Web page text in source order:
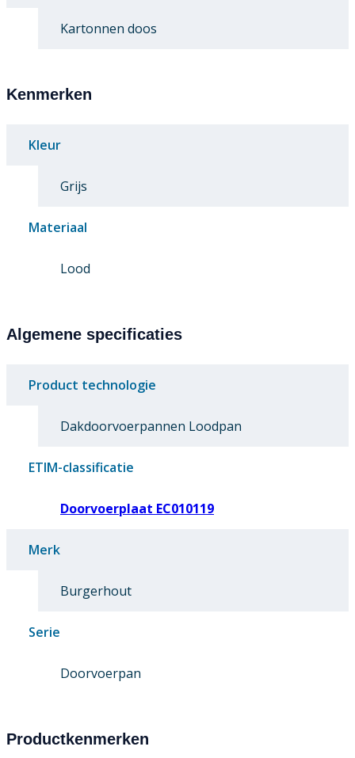
Kartonnen doos
Kenmerken
Kleur
Grijs
Materiaal
Lood
Algemene specificaties
Product technologie
Dakdoorvoerpannen Loodpan
ETIM-classificatie
Doorvoerplaat EC010119
Merk
Burgerhout
Serie
Doorvoerpan
Productkenmerken